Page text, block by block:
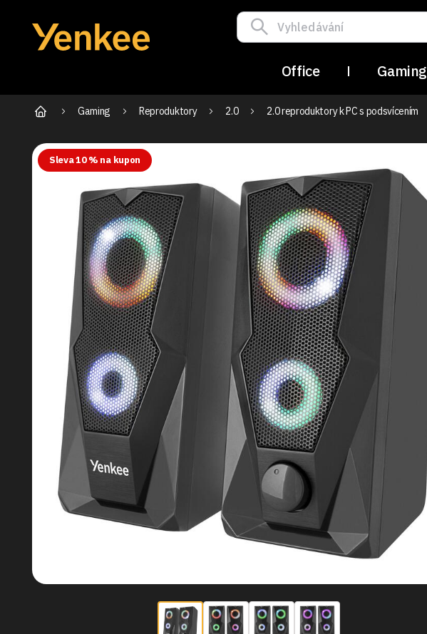
Office Gaming
Gaming Reproduktory 2.0 2.0 reproduktory k PC s podsvícením
Sleva 10 % na kupon